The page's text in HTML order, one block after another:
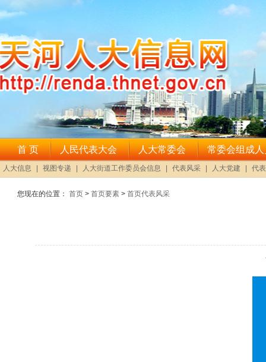
您现在的位置： 首页 > 首页要素 > 首页代表风采